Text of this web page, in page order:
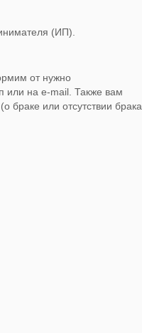
(ИП).
от нужно
или на e-mail. Также вам
(о браке или отсутствии брака